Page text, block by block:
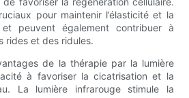
pour maintenir l’élasticité et la
peuvent également contribuer à
rides et des ridules.
de la thérapie par la lumière
à favoriser la cicatrisation et la
La lumière infrarouge stimule la